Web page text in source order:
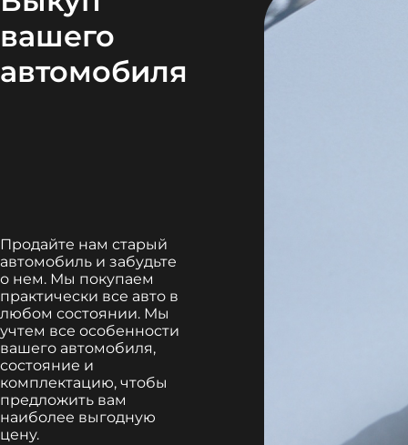
вашего
автомобиля
Продайте нам старый
автомобиль и забудьте
о нем. Мы покупаем
практически все авто в
любом состоянии. Мы
учтем все особенности
вашего автомобиля,
состояние и
комплектацию, чтобы
предложить вам
наиболее выгодную
цену.